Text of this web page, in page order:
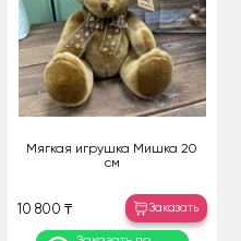
Мягкая игрушка Мишка 20
см
10 800 ₸ Заказать